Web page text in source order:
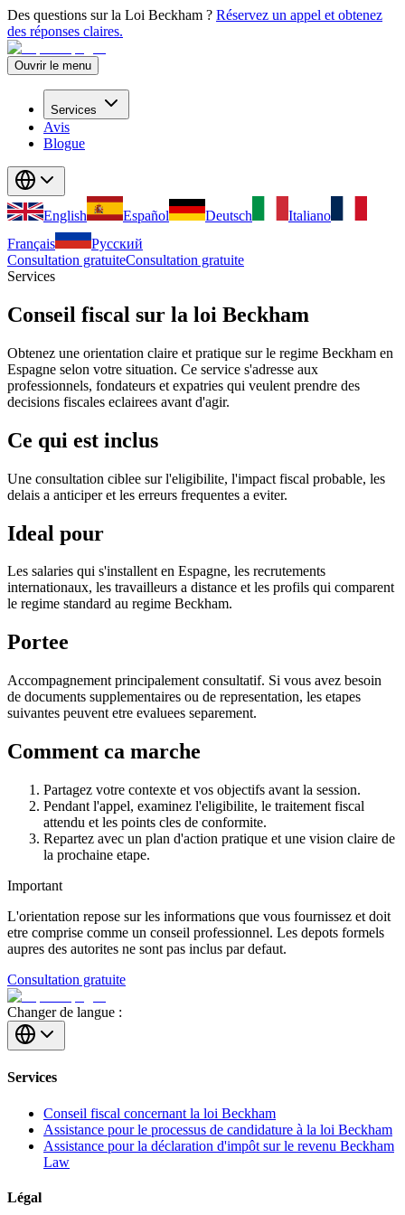
Des questions sur la Loi Beckham ? Réservez un appel et obtenez
des réponses claires.
Ouvrir le menu
Services
Avis
Blogue
English Español Deutsch
Italiano
Français
Русский
Consultation gratuiteConsultation gratuite
Services
Conseil fiscal sur la loi Beckham
Obtenez une orientation claire et pratique sur le regime Beckham en
Espagne selon votre situation. Ce service s'adresse aux
professionnels, fondateurs et expatries qui veulent prendre des
decisions fiscales eclairees avant d'agir.
Ce qui est inclus
Une consultation ciblee sur l'eligibilite, l'impact fiscal probable, les
delais a anticiper et les erreurs frequentes a eviter.
Ideal pour
Les salaries qui s'installent en Espagne, les recrutements
internationaux, les travailleurs a distance et les profils qui comparent
le regime standard au regime Beckham.
Portee
Accompagnement principalement consultatif. Si vous avez besoin
de documents supplementaires ou de representation, les etapes
suivantes peuvent etre evaluees separement.
Comment ca marche
Partagez votre contexte et vos objectifs avant la session.
Pendant l'appel, examinez l'eligibilite, le traitement fiscal
attendu et les points cles de conformite.
Repartez avec un plan d'action pratique et une vision claire de
la prochaine etape.
Important
L'orientation repose sur les informations que vous fournissez et doit
etre comprise comme un conseil professionnel. Les depots formels
aupres des autorites ne sont pas inclus par defaut.
Consultation gratuite
Changer de langue :
Services
Conseil fiscal concernant la loi Beckham
Assistance pour le processus de candidature à la loi Beckham
Assistance pour la déclaration d'impôt sur le revenu Beckham
Law
Légal